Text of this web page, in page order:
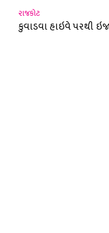
રાજકોટ
કુવાડવા હાઇવે પરથી